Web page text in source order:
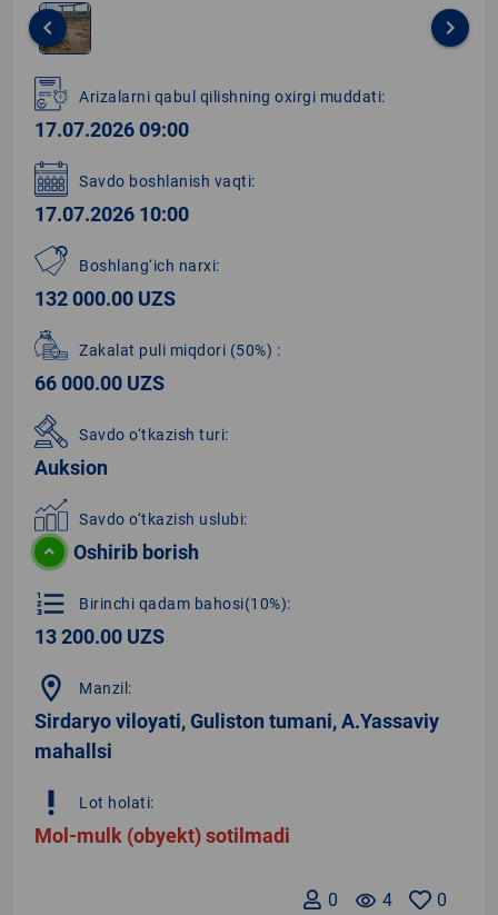
1
of
1
keyboard_arrow_left keyboard_arrow_right
Arizalarni qabul qilishning oxirgi muddati:
17.07.2026 09:00
Savdo boshlanish vaqti:
17.07.2026 10:00
Boshlang‘ich narxi:
132 000.00 UZS
Zakalat puli miqdori (50%) :
66 000.00 UZS
Savdo o‘tkazish turi:
Auksion
Savdo o‘tkazish uslubi:
Oshirib borish
format_list_numbered Birinchi qadam bahosi(10%):
13 200.00 UZS
location_on Manzil:
Sirdaryo viloyati, Guliston tumani, A.Yassaviy
mahallsi
priority_high Lot holati:
Mol-mulk (obyekt) sotilmadi
0
remove_red_eye 4
0